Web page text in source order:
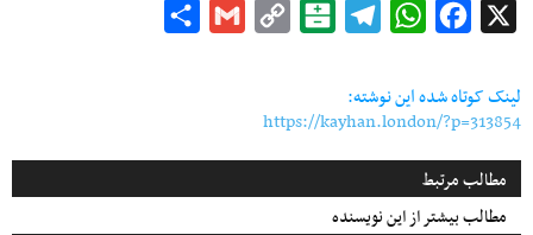
Facebook
WhatsApp
Telegram
Balatarin
Copy
Gmail
لینک کوتاه شده این نوشته:
https://kayhan.london/?p=313854
مطالب مرتبط
مطالب بیشتر از این نویسنده